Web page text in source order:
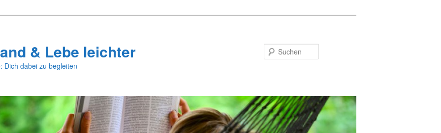
& Lebe leichter
Dich dabei zu begleiten